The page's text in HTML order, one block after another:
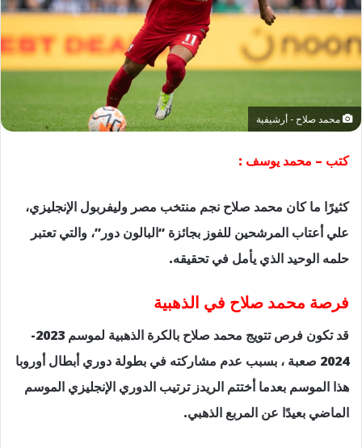
محمد صلاح - أرشيفية
كتب – محمد يوسف :
كثيرًا ما كان محمد صلاح نجم منتخب مصر وليفربول الإنجليزي،
علي أعتاب المرشحين للفوز بجائزة “البالون دور”، والتي تعتبر
حلمه الوحيد الذي يأمل في تحقيقه.
فرصة محمد صلاح في الذهبية
قد تكون فرص تتويج محمد صلاح بالكرة الذهبية لموسم 2023-
2024 صعبة ، بسبب عدم مشاركته في بطولة دوري أبطال أوروبا
هذا الموسم بعدما أختتم الريدز ترتيب الدوري الإنجليزي الموسم
الماضي بعيدًا عن المربع الذهبي.